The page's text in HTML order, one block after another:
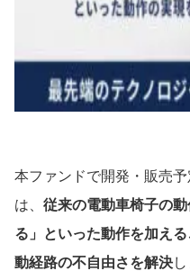
本ファンドで開発・販売
は、 従来の電動車椅子の
る」といった動作を加え
動経路の不自由さを解決し